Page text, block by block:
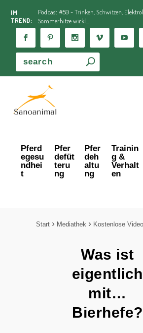
IM
TREND:
Podcast #59 - Trinken, Schwitzen,
Sommerhitze wirkl...
Pferd
egesu
ndhei
t
Pfer
defüt
teru
ng
Pfer
deh
altu
ng
Trainin
g &
Verhalt
en
Start Mediathek Kostenlose
Was ist
eigentlich
mit…
Bierhefe?